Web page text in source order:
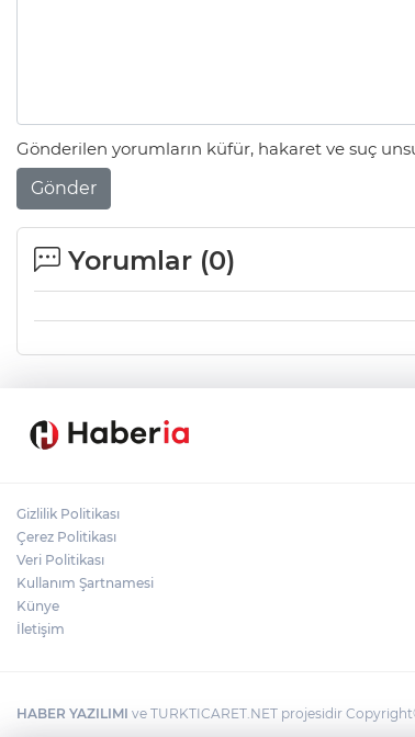
Gönderilen yorumların küfür, hakaret ve suç
Gönder
Yorumlar (0)
Gizlilik Politikası
Çerez Politikası
Veri Politikası
Kullanım Şartnamesi
Künye
İletişim
HABER YAZILIMI ve TURKTICARET.NET projesidir